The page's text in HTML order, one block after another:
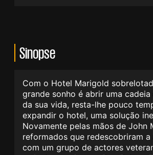
Sinopse
Com o Hotel Marigold
grande sonho é abrir uma
da sua vida, resta-lhe pouco
expandir o hotel, uma solução
Novamente pelas mãos de John
reformados que redescobriram
com um grupo de actores